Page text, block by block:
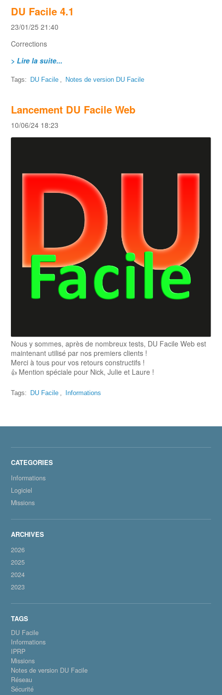
DU Facile 4.1
23/01/25 21:40
Corrections
> Lire la suite...
Tags: DU Facile , Notes de version DU Facile
Lancement DU Facile Web
10/06/24 18:23
Nous y sommes, après de nombreux tests, DU Facile Web est
maintenant utilisé par nos premiers clients !
Merci à tous pour vos retours constructifs !
👍 Mention spéciale pour Nick, Julie et Laure !
Tags: DU Facile , Informations
Informations
Logiciel
Missions
2026
2025
2024
2023
DU Facile
Informations
IPRP
Missions
Notes de version DU Facile
Réseau
Sécurité